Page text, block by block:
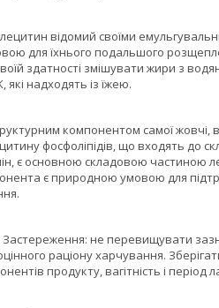
лецитин відомий своїми
для їхнього подальшого
здатності змішувати жири з
які надходять із їжею.
компонентом самої жовчі,
фосфоліпідів, що входять до
є основною складовою частиною
є природною умовою для
не перевищувати
раціону харчування.
продукту, вагітність і період